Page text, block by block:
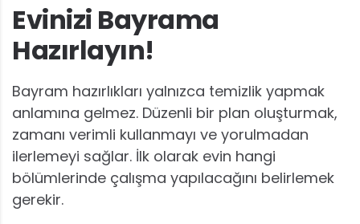
Evinizi Bayrama
Hazırlayın!
Bayram hazırlıkları yalnızca temizlik yapmak
anlamına gelmez. Düzenli bir plan oluşturmak,
zamanı verimli kullanmayı ve yorulmadan
ilerlemeyi sağlar. İlk olarak evin hangi
bölümlerinde çalışma yapılacağını belirlemek
gerekir.